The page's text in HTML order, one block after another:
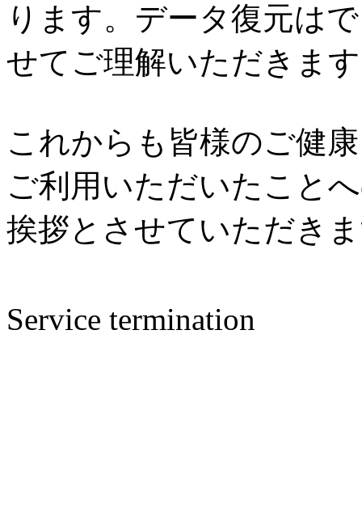
ります。データ復元は
せてご理解いただきま
これからも皆様のご健
ご利用いただいたこと
挨拶とさせていただき
Service termination